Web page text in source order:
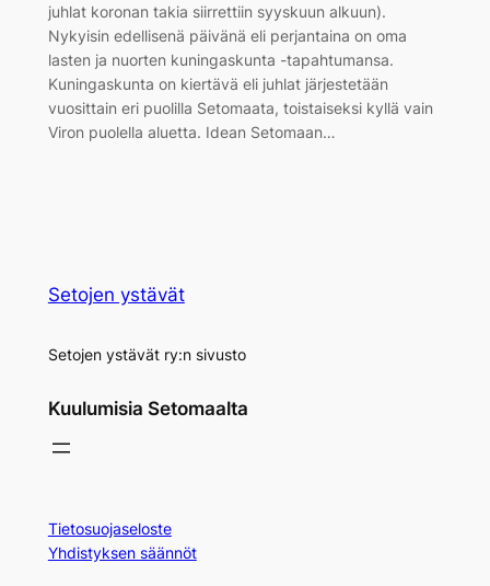
juhlat koronan takia siirrettiin syyskuun alkuun).
Nykyisin edellisenä päivänä eli perjantaina on oma
lasten ja nuorten kuningaskunta -tapahtumansa.
Kuningaskunta on kiertävä eli juhlat järjestetään
vuosittain eri puolilla Setomaata, toistaiseksi kyllä vain
Viron puolella aluetta. Idean Setomaan…
Setojen ystävät
Setojen ystävät ry:n sivusto
Kuulumisia Setomaalta
Tietosuojaseloste
Yhdistyksen säännöt